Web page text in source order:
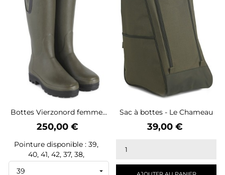
Bottes Vierzonord femme...
Prix
250,00 €
Pointure disponible : 39,
40, 41, 42, 37, 38,
Sac à bottes - Le Chameau
Prix
39,00 €